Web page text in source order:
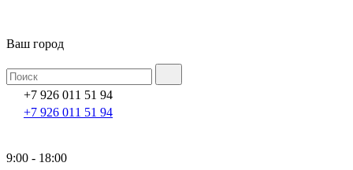
Ваш город
+7 926 011 51 94
+7 926 011 51 94
9:00 - 18:00